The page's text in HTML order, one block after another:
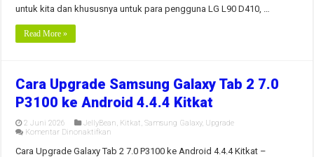
Android
untuk kita dan khususnya untuk para pengguna LG L90 D410, …
Read More »
Cara Upgrade Samsung Galaxy Tab 2 7.0
P3100 ke Android 4.4.4 Kitkat
2 Juni 2026 JellyBean, Kitkat,Samsung Galaxy, Upgrade
Komentar Dinonaktifkan
Upgrade
Cara Upgrade Galaxy Tab 2 7.0 P3100 ke Android 4.4.4 Kitkat –